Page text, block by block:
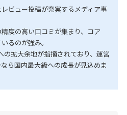
ビュー投稿が充実するメディア事
度の高い口コミが集まり、コア
るのが強み。
の拡大余地が指摘されており、運営
ら国内最大級への成長が見込めま